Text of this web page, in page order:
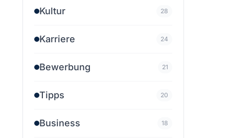
Kultur 28
Karriere 24
Bewerbung 21
Tipps 20
Business 18